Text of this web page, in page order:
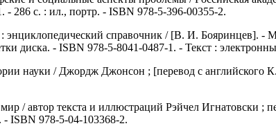
с. : ил., портр. - ISBN 978-5-396-00355-2.
энциклопедический справочник / [В. И. Бояринцев].
диска. - ISBN 978-5-8041-0487-1. - Текст :
науки / Джордж Джонсон ; [перевод с английского
/ автор текста и иллюстраций Рэйчел Игнатовски ;
ISBN 978-5-04-103368-2.